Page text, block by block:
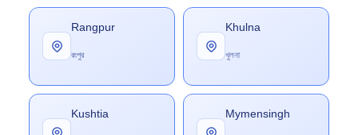
Rangpur
রংপুর
Khulna
খুলনা
Kushtia Mymensingh